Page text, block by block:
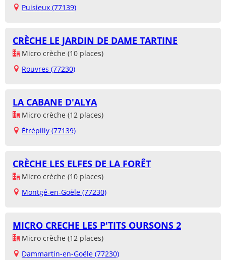
Puisieux (77139)
CRÈCHE LE JARDIN DE DAME TARTINE
Micro crèche (10 places)
Rouvres (77230)
LA CABANE D'ALYA
Micro crèche (12 places)
Étrépilly (77139)
CRÈCHE LES ELFES DE LA FORÊT
Micro crèche (10 places)
Montgé-en-Goële (77230)
MICRO CRECHE LES P'TITS OURSONS 2
Micro crèche (12 places)
Dammartin-en-Goële (77230)